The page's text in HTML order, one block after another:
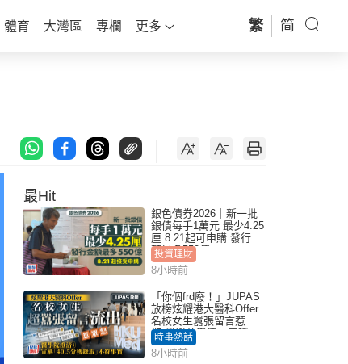
體育 大灣區 專欄 更多 繁 简
最Hit
銀色債券2026｜新一批
銀債每手1萬元 最少4.25
厘 8.21起可申購 發行金
額最多550億
投資理財
8小時前
「你個frd廢！」JUPAS
放榜炫耀港大醫科Offer
名校女生囂張留言惹眾
怒 醫學院澄清：宣稱
「40.5分獲錄取」不符事
實｜Juicy叮
時事熱話
8小時前